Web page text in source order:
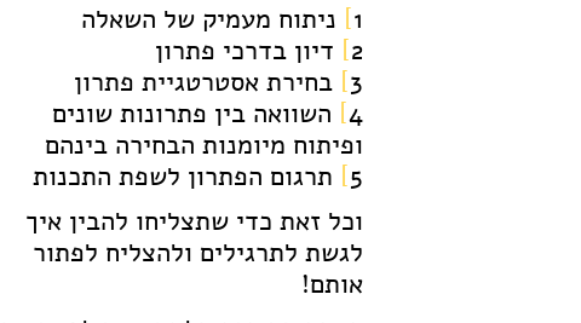
1
] ניתוח מעמיק של השאלה
2
] דיון בדרכי פתרון
3
] בחירת אסטרטגיית פתרון
4
] השוואה בין פתרונות שונים
ופיתוח מיומנות הבחירה בינהם
5
] תרגום הפתרון לשפת התכנות
וכל זאת כדי שתצליחו להבין איך
לגשת לתרגילים ולהצליח לפתור
אותם!